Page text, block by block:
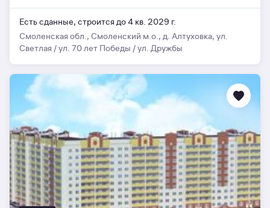
Есть сданные, строится до 4 кв. 2029 г.
Смоленская обл., Смоленский м.о., д. Алтуховка, ул.
Светлая / ул. 70 лет Победы / ул. Дружбы